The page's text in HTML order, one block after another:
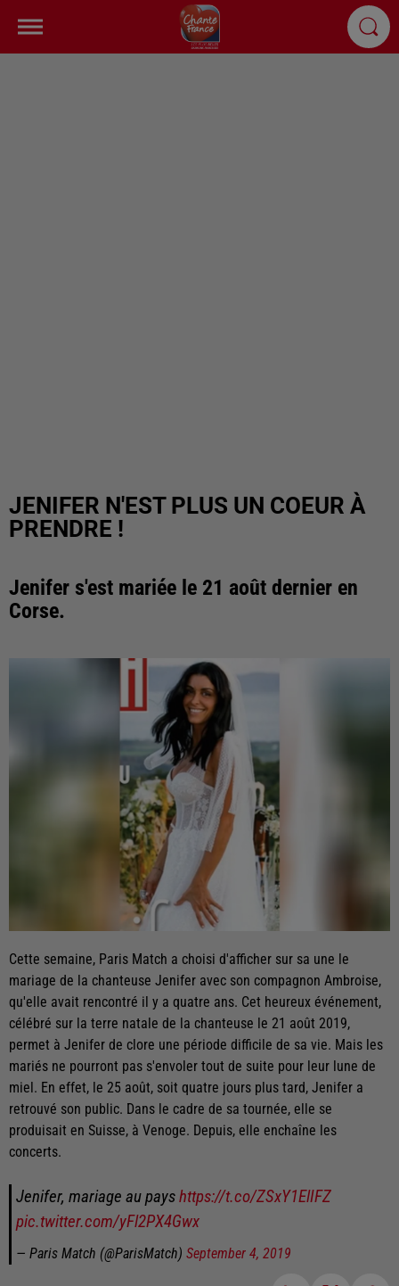
JENIFER N'EST PLUS UN COEUR À
PRENDRE !
Jenifer s'est mariée le 21 août dernier en
Corse.
Cette semaine, Paris Match a choisi d'afficher sur sa une le
mariage de la chanteuse Jenifer avec son compagnon Ambroise,
qu'elle avait rencontré il y a quatre ans. Cet heureux événement,
célébré sur la terre natale de la chanteuse le 21 août 2019,
permet à Jenifer de clore une période difficile de sa vie. Mais les
mariés ne pourront pas s'envoler tout de suite pour leur lune de
miel. En effet, le 25 août, soit quatre jours plus tard, Jenifer a
retrouvé son public. Dans le cadre de sa tournée, elle se
produisait en Suisse, à Venoge. Depuis, elle enchaîne les
concerts.
Jenifer, mariage au payshttps://t.co/ZSxY1ElIFZ
pic.twitter.com/yFl2PX4Gwx
— Paris Match (@ParisMatch) September 4, 2019